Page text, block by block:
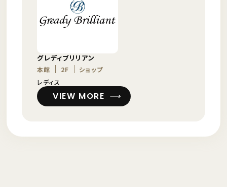
グレディブリリアン
本館 2F
ショップ
レディス
VIEW MORE